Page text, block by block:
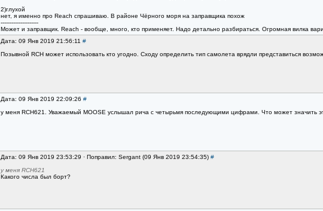
2)глухой
нет, я именно про Reach спрашиваю. В районе Чёрного моря на заправщика похож
---------------------
Может и заправщик. Reach - вообще, много, кто применяет. Надо детально разбираться. Огромная вилка
Дата: 09 Янв 2019 21:56:11 #
Позывной RCH может использовать кто угодно. Сходу определить тип самолета врядли представиться
Дата: 09 Янв 2019 22:09:26 #
у меня RCH621. Уважаемый MOOSE услышал рича с четырьмя последующими цифрами. Что может значить
Дата: 09 Янв 2019 23:53:29 · Поправил: Sergant (09 Янв 2019 23:54:35) #
у меня RCH621
Какого числа был борт?